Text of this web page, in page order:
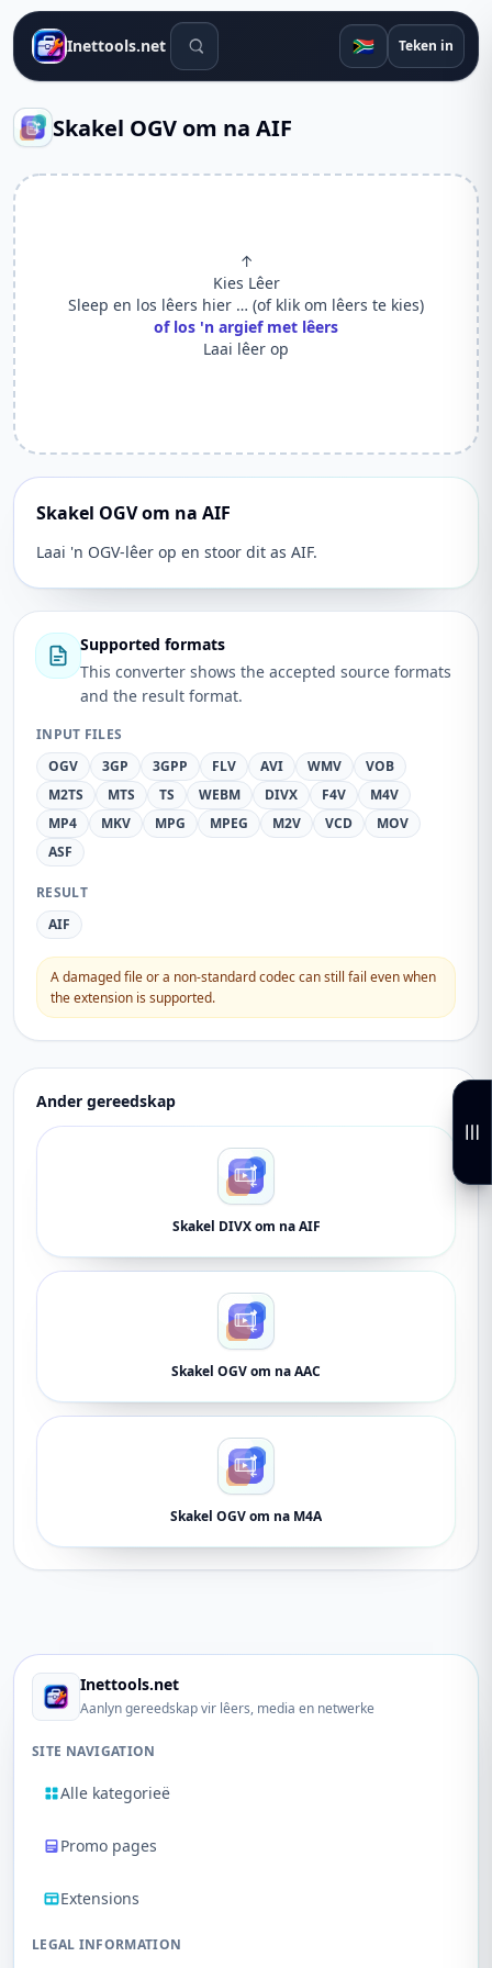
Inettools.net Soek gereedskap 🇿🇦 Teken in
Skakel OGV om na AIF
↑
Kies Lêer
Sleep en los lêers hier … (of klik om lêers te kies)
of los 'n argief met lêers
Laai lêer op
Skakel OGV om na AIF
Laai 'n OGV-lêer op en stoor dit as AIF.
Supported formats
This converter shows the accepted source formats
and the result format.
INPUT FILES
OGV
3GP 3GPP FLV AVI WMV
VOB
M2TS
MTS TS WEBM DIVX F4V
M4V
MP4
MKV MPG MPEG M2V VCD
MOV
ASF
RESULT
AIF
A damaged file or a non-standard codec can still fail even when
the extension is supported.
Ander gereedskap
Skakel DIVX om na AIF
Skakel OGV om na AAC
Skakel OGV om na M4A
Inettools.net
Aanlyn gereedskap vir lêers, media en netwerke
SITE NAVIGATION
Alle kategorieë
Promo pages
Extensions
LEGAL INFORMATION